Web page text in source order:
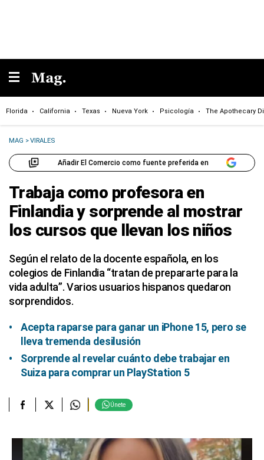
Florida California Texas Nueva York Psicología The Apothecary
MAG >VIRALES
Añadir El Comercio como fuente preferida en
Trabaja como profesora en
Finlandia y sorprende al mostrar
los cursos que llevan los niños
Según el relato de la docente española, en los
colegios de Finlandia “tratan de prepararte para la
vida adulta”. Varios usuarios hispanos quedaron
sorprendidos.
Acepta raparse para ganar un iPhone 15, pero se
lleva tremenda desilusión
Sorprende al revelar cuánto debe trabajar en
Suiza para comprar un PlayStation 5
Únete